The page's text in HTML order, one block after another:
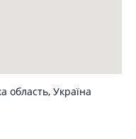
область, Україна